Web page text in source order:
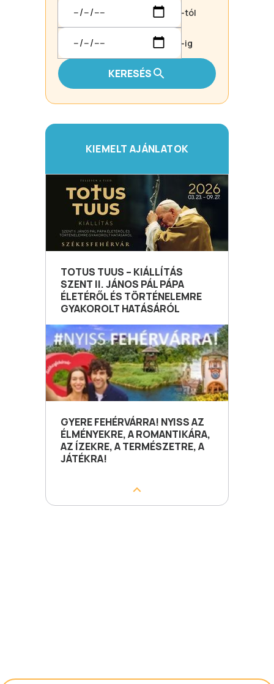
-tól
-ig
KERESÉS
KIEMELT AJÁNLATOK
TOTUS TUUS – KIÁLLÍTÁS
SZENT II. JÁNOS PÁL PÁPA
ÉLETÉRŐL ÉS TÖRTÉNELEMRE
GYAKOROLT HATÁSÁRÓL
GYERE FEHÉRVÁRRA! NYISS AZ
ÉLMÉNYEKRE, A ROMANTIKÁRA,
AZ ÍZEKRE, A TERMÉSZETRE, A
JÁTÉKRA!